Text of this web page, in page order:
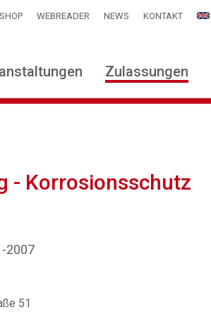
WEBREADER NEWS KONTAKT
Zulassungen
- Korrosionsschutz
2007
51